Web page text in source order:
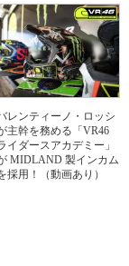
レンティーノ・ロッシ
主幹を務める「VR46
イダースアカデミー」
MIDLAND 製インカム
採用！（動画あり）